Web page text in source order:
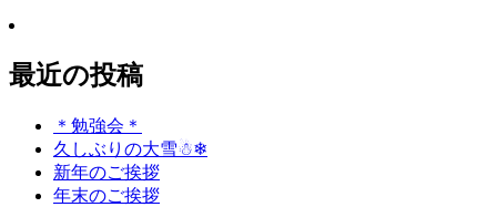
ナ
ゲ
最近の投稿
＊勉強会＊
久しぶりの大雪☃❄
新年のご挨拶
年末のご挨拶